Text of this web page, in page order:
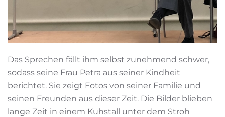
Das Sprechen fällt ihm selbst zunehmend schwer,
sodass seine Frau Petra aus seiner Kindheit
berichtet. Sie zeigt Fotos von seiner Familie und
seinen Freunden aus dieser Zeit. Die Bilder blieben
lange Zeit in einem Kuhstall unter dem Stroh